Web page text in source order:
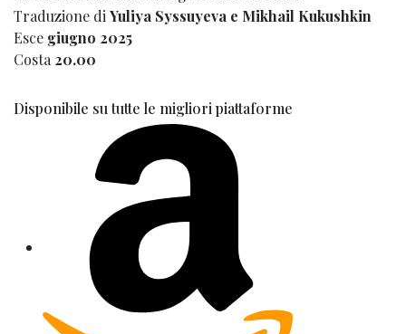
Traduzione di Yuliya Syssuyeva e Mikhail Kukushkin
Esce giugno 2025
Costa 20.00
Disponibile su tutte le migliori piattaforme